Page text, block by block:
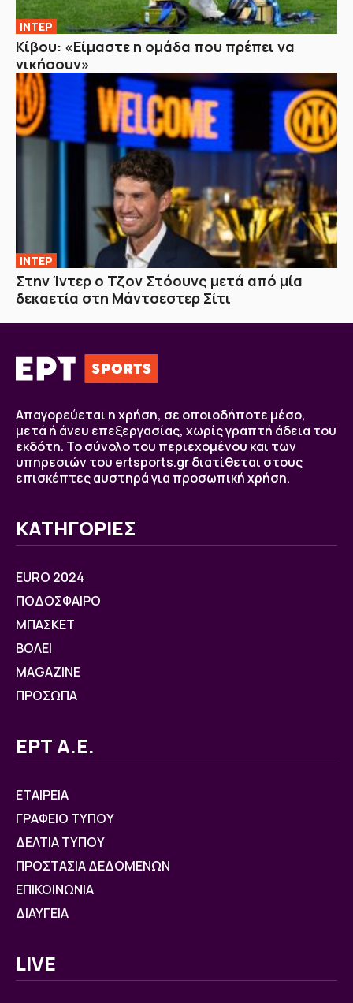
ΙΝΤΕΡ
Κίβου: «Είμαστε η ομάδα που πρέπει να
νικήσουν»
ΙΝΤΕΡ
Στην Ίντερ ο Τζον Στόουνς μετά από μία
δεκαετία στη Μάντσεστερ Σίτι
Απαγορεύεται η χρήση, σε οποιοδήποτε μέσο,
μετά ή άνευ επεξεργασίας, χωρίς γραπτή άδεια του
εκδότη. Το σύνολο του περιεχομένου και των
υπηρεσιών του ertsports.gr διατίθεται στους
επισκέπτες αυστηρά για προσωπική χρήση.
ΚΑΤΗΓΟΡΙΕΣ
EURO 2024
ΠΟΔΟΣΦΑΙΡΟ
ΜΠΑΣΚΕΤ
ΒOΛΕΙ
MAGAZINE
ΠΡΟΣΩΠΑ
ΕΡΤ Α.Ε.
ΕΤΑΙΡΕΙΑ
ΓΡΑΦΕΙΟ ΤΥΠΟΥ
ΔΕΛΤΙΑ ΤΥΠΟΥ
ΠΡΟΣΤΑΣΙΑ ΔΕΔΟΜΕΝΩΝ
ΕΠΙΚΟΙΝΩΝΙΑ
ΔΙΑΥΓΕΙΑ
LIVE